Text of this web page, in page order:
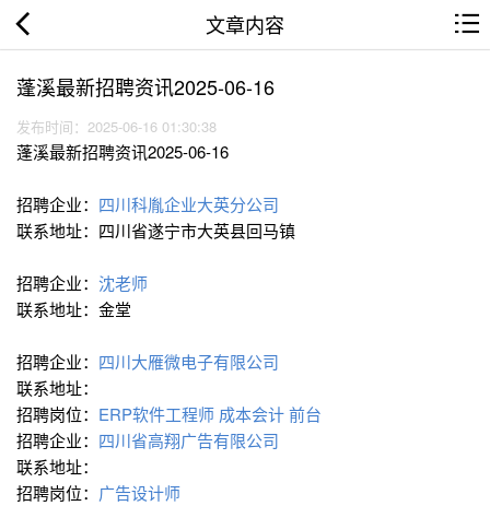
文章内容
蓬溪最新招聘资讯2025-06-16
发布时间：2025-06-16 01:30:38
蓬溪最新招聘资讯2025-06-16
招聘企业： 四川科胤企业大英分公司
联系地址：四川省遂宁市大英县回马镇
招聘企业： 沈老师
联系地址：金堂
招聘企业： 四川大雁微电子有限公司
联系地址：
招聘岗位： ERP软件工程师 成本会计前台
招聘企业： 四川省高翔广告有限公司
联系地址：
招聘岗位： 广告设计师